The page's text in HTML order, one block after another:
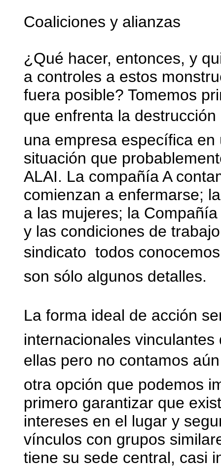
Coaliciones y alianzas
¿Qué hacer, entonces, y
a controles a estos
fuera posible? Tomemos
que enfrenta la destrucción
una empresa específica
situación que
ALAI. La compañía A
comienzan a enfermarse;
a las mujeres; la
y las condiciones de
sindicato  todos
son sólo algunos detalles.
La forma ideal de acción
internacionales
ellas pero no contamos
otra opción que podemos
primero garantizar que
intereses en el lugar y
vínculos con grupos
tiene su sede central, casi